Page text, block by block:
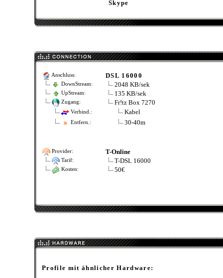
Skype
Anschluss: DSL 16000
DownStream: 2048 KB/sek
UpStream: 135 KB/sek
Zugang: Fr!tz Box 7270
Verbind.: Kabel
Entfern.: 30-40m
Provider: T-Online
Tarif: T-DSL 16000
Kosten: 50€
Profile mit ähnlicher Hardware: